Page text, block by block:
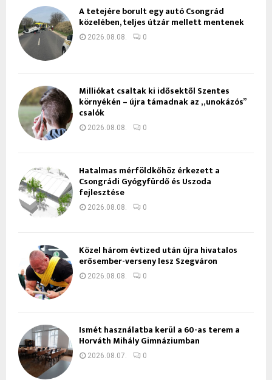
A tetejére borult egy autó Csongrád
közelében, teljes útzár mellett mentenek
2026.08.08. 0
Milliókat csaltak ki idősektől Szentes
környékén – újra támadnak az „unokázós”
csalók
2026.08.08. 0
Hatalmas mérföldkőhöz érkezett a
Csongrádi Gyógyfürdő és Uszoda
fejlesztése
2026.08.08. 0
Közel három évtized után újra hivatalos
erősember-verseny lesz Szegváron
2026.08.08. 0
Ismét használatba kerül a 60-as terem a
Horváth Mihály Gimnáziumban
2026.08.07. 0